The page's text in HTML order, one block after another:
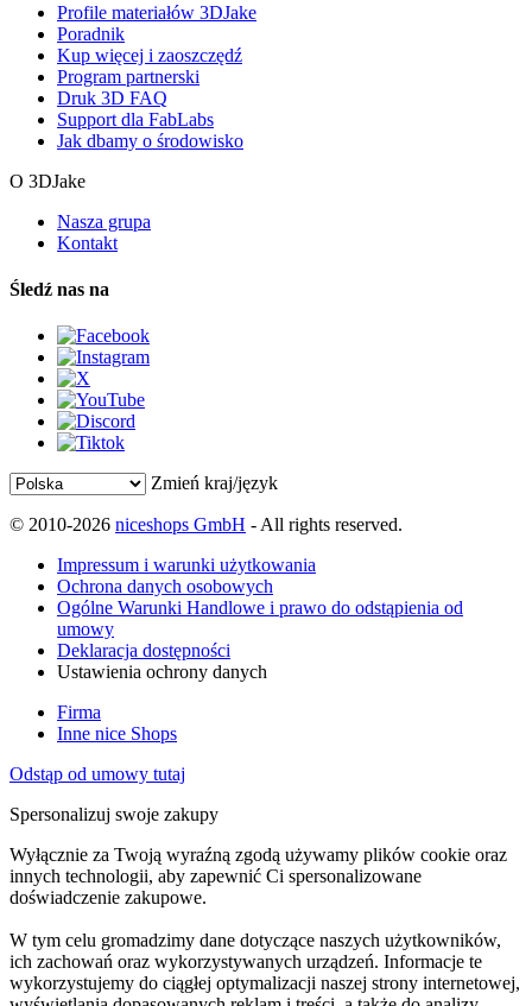
Profile materiałów 3DJake
Poradnik
Kup więcej i zaoszczędź
Program partnerski
Druk 3D FAQ
Support dla FabLabs
Jak dbamy o środowisko
O 3DJake
Nasza grupa
Kontakt
Śledź nas na
Zmień kraj/język
© 2010-2026 niceshops GmbH - All rights reserved.
Impressum i warunki użytkowania
Ochrona danych osobowych
Ogólne Warunki Handlowe i prawo do odstąpienia od
umowy
Deklaracja dostępności
Ustawienia ochrony danych
Firma
Inne nice Shops
Odstąp od umowy tutaj
Spersonalizuj swoje zakupy
Wyłącznie za Twoją wyraźną zgodą używamy plików cookie oraz
innych technologii, aby zapewnić Ci spersonalizowane
doświadczenie zakupowe.
W tym celu gromadzimy dane dotyczące naszych użytkowników,
ich zachowań oraz wykorzystywanych urządzeń. Informacje te
wykorzystujemy do ciągłej optymalizacji naszej strony internetowej,